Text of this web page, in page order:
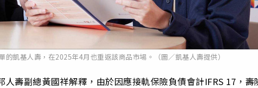
的凱基人壽，在2025年4月也重返該商品市場。（圖／凱基人壽提供）
壽副總黃國祥解釋，由於因應接軌保險負債會計IFRS 17，壽